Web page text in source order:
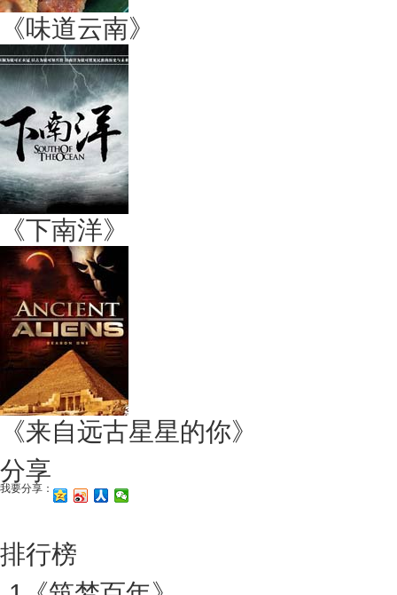
《味道云南》
《下南洋》
《来自远古星星的你》
分享
我要分享：
排行榜